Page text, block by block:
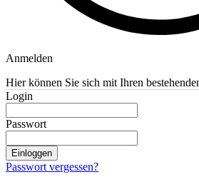
Anmelden
Hier können Sie sich mit Ihren
Login
Passwort
Einloggen
Passwort vergessen?